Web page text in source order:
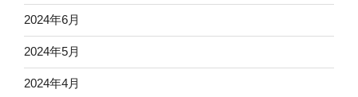
2024年6月
2024年5月
2024年4月